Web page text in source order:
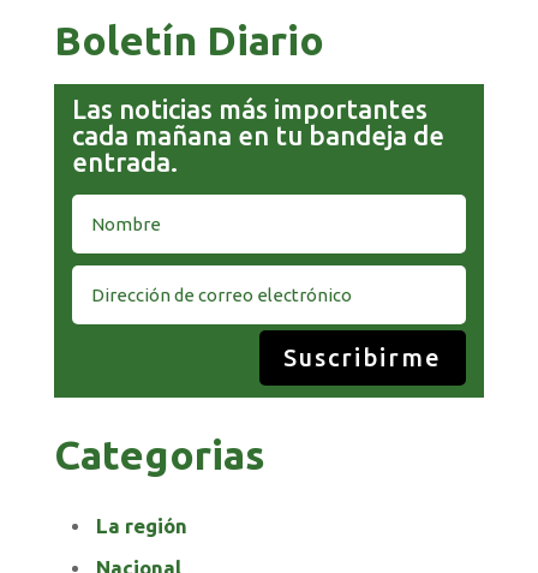
Boletín Diario
Las noticias más importantes
cada mañana en tu bandeja de
entrada.
Suscribirme
Categorias
La región
Nacional